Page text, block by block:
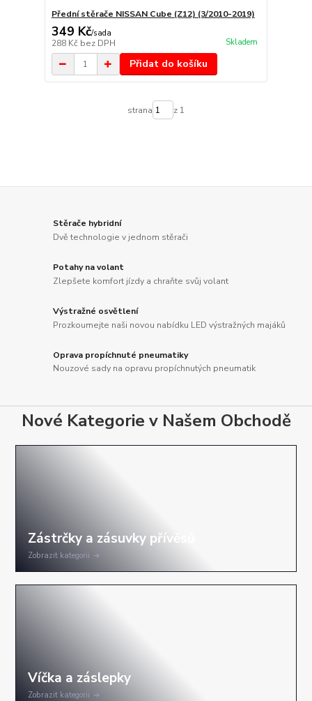
Přední stěrače NISSAN Cube (Z12) (3/2010-2019)
349 Kč/sada
288 Kč bez DPH Skladem
Přidat do košíku
strana z 1
Stěrače hybridní
Dvě technologie v jednom stěrači
Potahy na volant
Zlepšete komfort jízdy a chraňte svůj volant
Výstražné osvětlení
Prozkoumejte naši novou nabídku LED výstražných majáků
Oprava propíchnuté pneumatiky
Nouzové sady na opravu propíchnutých pneumatik
Nové Kategorie v Našem Obchodě
Zobrazit kategorii
Zobrazit kategorii